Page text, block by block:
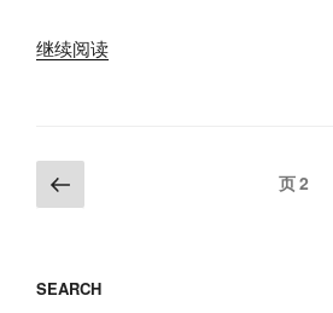
继续阅读“《说
文
章
页
上
一
页2
SEARCH